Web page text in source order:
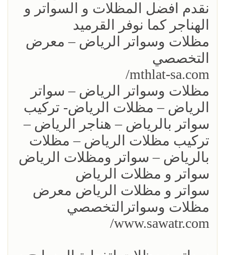
نقدم افضل المظلات و السواتر و
الهناجر كما نوفر القرميد
مظلات وسواتر الرياض – معرض
التخصصي
mthlat-sa.com/
مظلات وسواتر الرياض – سواتر
الرياض – مظلات الرياض- تركيب
سواتر بالرياض – هناجر الرياض –
تركيب مظلات الرياض – مظلات
بالرياض – سواتر ومظلات الرياض
سواتر و مظلات الرياض
سواتر و مظلات الرياض معرض
مظلات وسواترالتخصصي
www.sawatr.com/